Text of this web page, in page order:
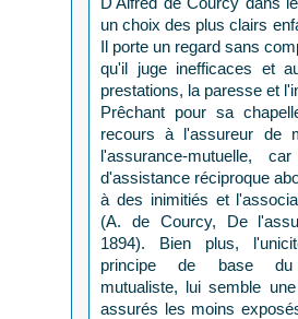
un choix des plus clairs
Il porte un regard sans
qu'il juge inefficaces et
prestations, la paresse et
Prêchant pour sa
recours à l'assureur de
l'assurance-mutuelle,
d'assistance réciproque
à des inimitiés et
(A. de Courcy, De
1894). Bien plus,
principe de base du
mutualiste, lui semble
assurés les moins